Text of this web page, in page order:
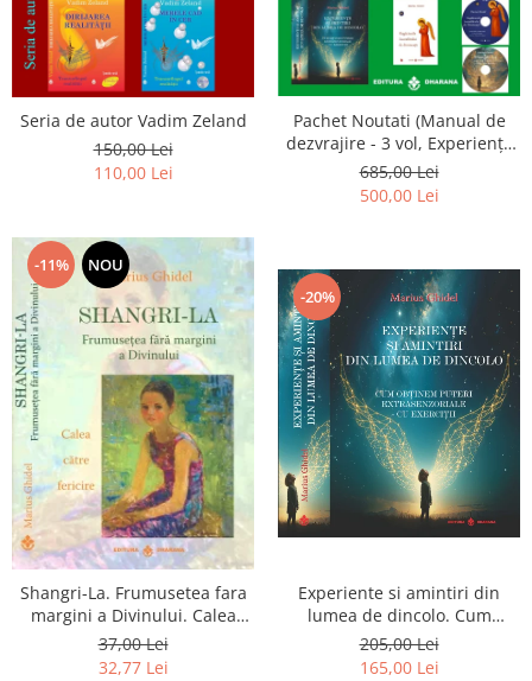
Seria de autor Vadim Zeland
150,00 Lei
110,00 Lei
Pachet Noutati (Manual de
dezvrajire - 3 vol, Experiențe
și amintiri, Rugăciunile
Luceafarului de dimineata) -
Marius Ghidel
685,00 Lei
500,00 Lei
-11% NOU
Shangri-La. Frumusetea fara
margini a Divinului. Calea
catre fericire
37,00 Lei
32,77 Lei
-20%
Experiente si amintiri din
lumea de dincolo. Cum
obtinem puteri
extrasenzoriale - cu exercitii
205,00 Lei
165,00 Lei